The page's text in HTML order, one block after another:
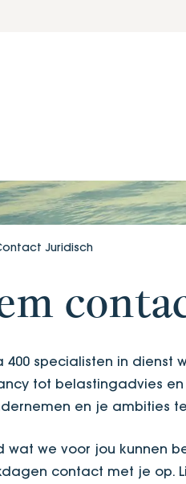
Juridisch
400 specialisten in dienst
tot belastingadvies
en je ambities
wat we voor jou kunnen
contact met je op.